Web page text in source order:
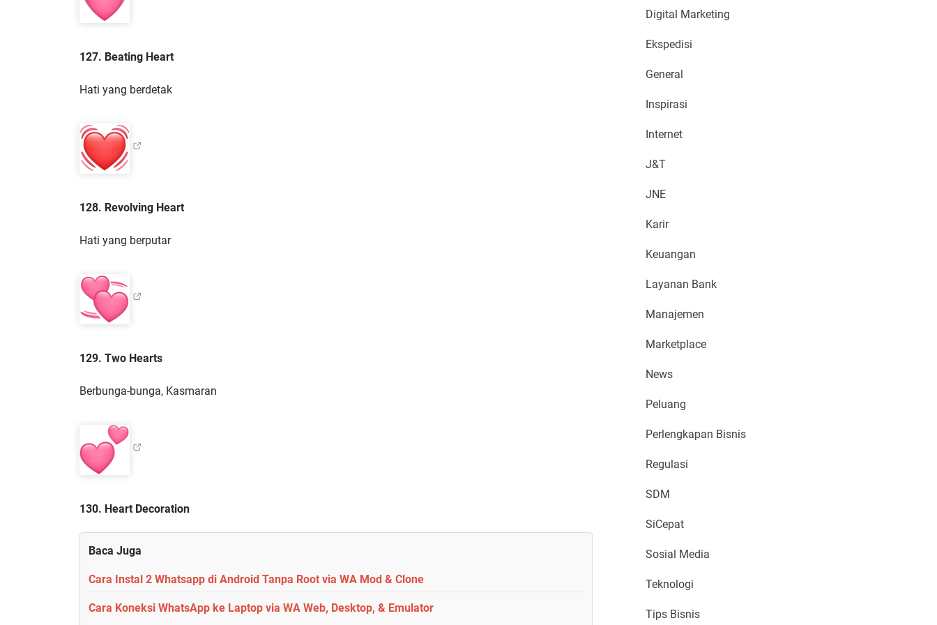
127. Beating Heart
Hati yang berdetak
128. Revolving Heart
Hati yang berputar
129. Two Hearts
Berbunga-bunga, Kasmaran
130. Heart Decoration
Baca Juga
Cara Instal 2 Whatsapp di Android Tanpa Root via WA Mod & Clone
Cara Koneksi WhatsApp ke Laptop via WA Web, Desktop, & Emulator
Digital Marketing
Ekspedisi
General
Inspirasi
Internet
J&T
JNE
Karir
Keuangan
Layanan Bank
Manajemen
Marketplace
News
Peluang
Perlengkapan Bisnis
Regulasi
SDM
SiCepat
Sosial Media
Teknologi
Tips Bisnis